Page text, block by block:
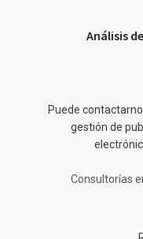
Análisis
Puede
gestión de
Consultorías